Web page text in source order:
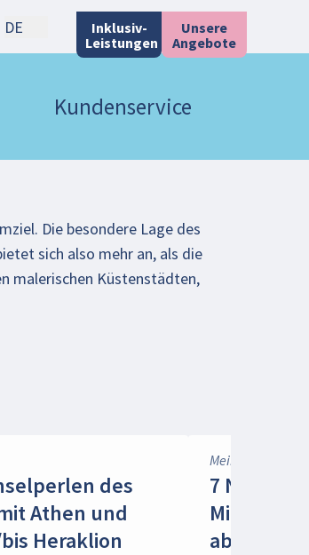
DE
Inklusiv-
Leistungen
Unsere
Angebote
Kundenservice
Die besondere Lage des
sich also mehr an, als die
malerischen Küstenstädten,
des
Athen und
Heraklion
Mein Schiff 5
7 Nächte
ab/bis